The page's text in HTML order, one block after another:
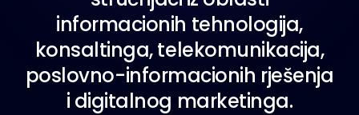
informacionih tehnologija,
konsaltinga,telekomunikacija,
poslovno-informacionih rješenja
i digitalnog marketinga.